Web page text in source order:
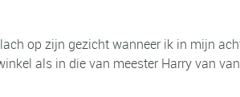
op zijn gezicht wanneer ik in mijn
als in die van meester Harry van